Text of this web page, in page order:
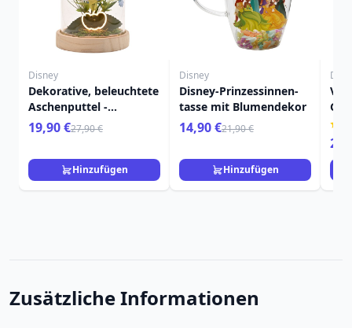
Disney
Dekorative, beleuchtete
Aschenputtel -
Glasglocke – Disney
Pastellprinzessin
19,90 €27,90 €
Hinzufügen
Disney
Disney-Prinzessinnen-
tasse mit Blumendekor
14,90 €21,90 €
Hinzufügen
Zusätzliche Informationen